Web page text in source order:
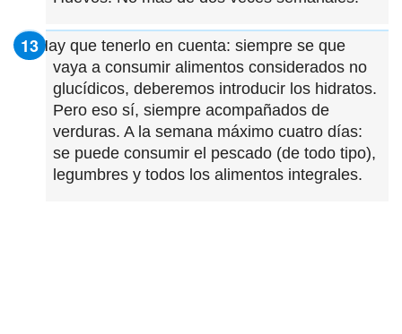
Hay que tenerlo en cuenta: siempre se que
vaya a consumir alimentos considerados no
glucídicos, deberemos introducir los hidratos.
Pero eso sí, siempre acompañados de
verduras. A la semana máximo cuatro días:
se puede consumir el pescado (de todo tipo),
legumbres y todos los alimentos integrales.